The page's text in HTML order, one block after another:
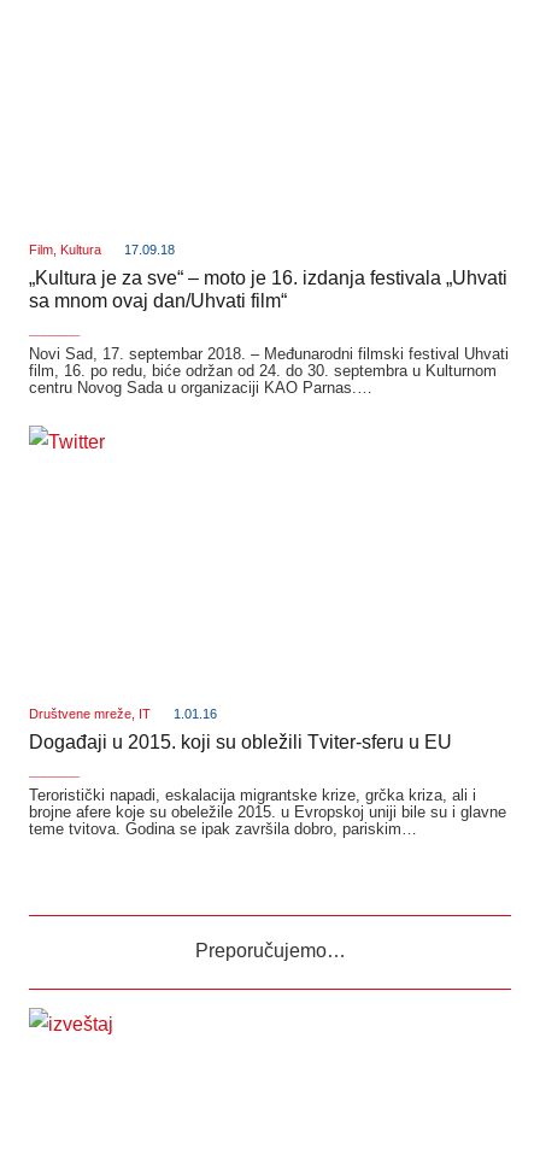
Film Kultura 17.09.18
„Kultura je za sve“ – moto je 16. izdanja festivala „Uhvati
sa mnom ovaj dan/Uhvati film“
Novi Sad, 17. septembar 2018. – Međunarodni filmski festival Uhvati
film, 16. po redu, biće održan od 24. do 30. septembra u Kulturnom
centru Novog Sada u organizaciji KAO Parnas.…
Društvene mreže IT 1.01.16
Događaji u 2015. koji su obležili Tviter-sferu u EU
Teroristički napadi, eskalacija migrantske krize, grčka kriza, ali i
brojne afere koje su obeležile 2015. u Evropskoj uniji bile su i glavne
teme tvitova. Godina se ipak završila dobro, pariskim…
Preporučujemo…